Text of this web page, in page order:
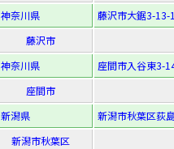
神奈川県
藤沢市大鋸3-13-
藤沢市
神奈川県
座間市入谷東3-
座間市
新潟県
新潟市秋葉区荻
新潟市秋葉区